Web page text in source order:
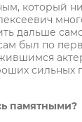
который
дальше
был по
сильных
памятными?